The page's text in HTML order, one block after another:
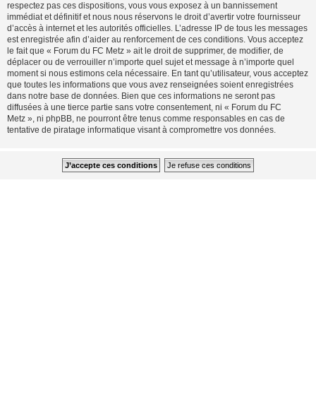
respectez pas ces dispositions, vous vous exposez à un bannissement
immédiat et définitif et nous nous réservons le droit d’avertir votre fournisseur
d’accès à internet et les autorités officielles. L’adresse IP de tous les messages
est enregistrée afin d’aider au renforcement de ces conditions. Vous acceptez
le fait que « Forum du FC Metz » ait le droit de supprimer, de modifier, de
déplacer ou de verrouiller n’importe quel sujet et message à n’importe quel
moment si nous estimons cela nécessaire. En tant qu’utilisateur, vous acceptez
que toutes les informations que vous avez renseignées soient enregistrées
dans notre base de données. Bien que ces informations ne seront pas
diffusées à une tierce partie sans votre consentement, ni « Forum du FC
Metz », ni phpBB, ne pourront être tenus comme responsables en cas de
tentative de piratage informatique visant à compromettre vos données.